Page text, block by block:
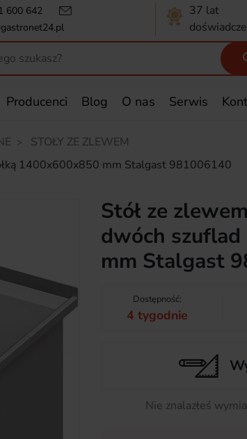
600 642
37 lat
Producenci Blog O nas Serwis
STOŁY ZE ZLEWEM
1400x600x850 mm Stalgast 981006140
Stół ze
dwóch
mm Stalgast
Dostępność:
4 tygodnie
Nie znalazłeś